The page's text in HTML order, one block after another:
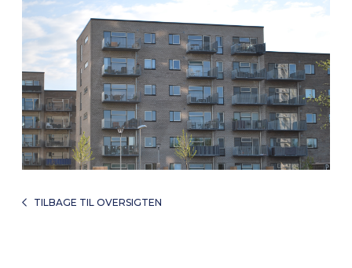
TILBAGE TIL OVERSIGTEN